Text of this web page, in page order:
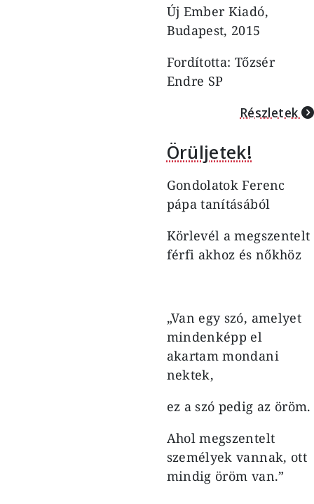
Új Ember Kiadó,
Budapest, 2015
Fordította: Tőzsér
Endre SP
Részletek
Örüljetek!
Gondolatok Ferenc
pápa tanításából
Körlevél a megszentelt
férfi akhoz és nőkhöz
„Van egy szó, amelyet
mindenképp el
akartam mondani
nektek,
ez a szó pedig az öröm.
Ahol megszentelt
személyek vannak, ott
mindig öröm van.”